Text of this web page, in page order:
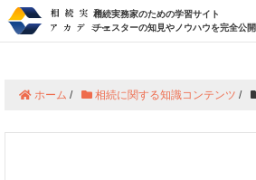
相続実務家のための学習サイト
チェスターの知見やノウハウを完全公開
ホーム / 相続に関する知識コンテンツ /